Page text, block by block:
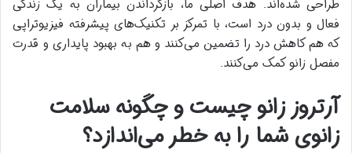
طراحی شده‌اند. هدف اصلی ما، بازگرداندن بیماران به یک زندگی
فعال و بدون درد است، با تمرکز بر تکنیک‌های پیشرفته فیزیوتراپی
که هم کاهش درد را تضمین می‌کنند و هم به بهبود پایداری و قدرت
مفصل زانو کمک می‌کنند.
آرتروز زانو چیست و چگونه سلامت
زانوی شما را به خطر می‌اندازد؟